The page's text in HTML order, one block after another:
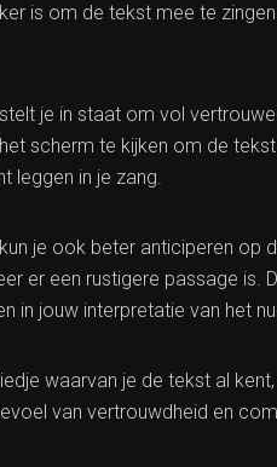
is om de tekst mee te
je in staat om vol
scherm te kijken om de
leggen in je zang.
je ook beter anticiperen op
er een rustigere passage is.
in jouw interpretatie van het
waarvan je de tekst al
van vertrouwdheid en